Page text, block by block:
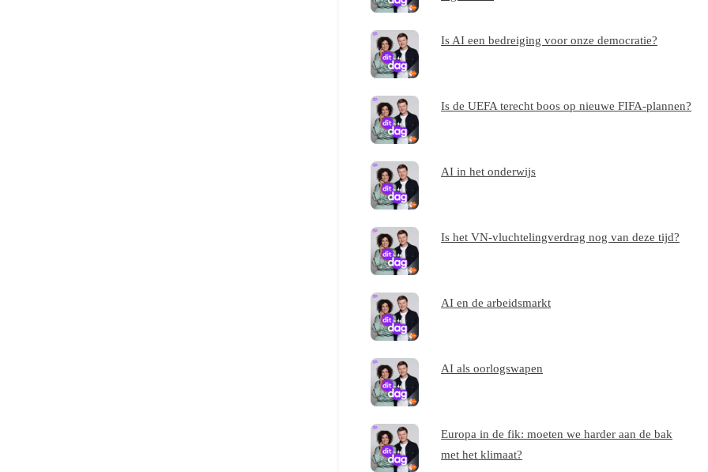
Is AI een bedreiging voor onze democratie?
Is de UEFA terecht boos op nieuwe FIFA-plannen?
AI in het onderwijs
Is het VN-vluchtelingverdrag nog van deze tijd?
AI en de arbeidsmarkt
AI als oorlogswapen
Europa in de fik: moeten we harder aan de bak
met het klimaat?